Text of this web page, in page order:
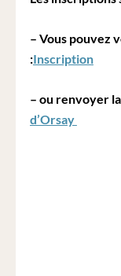
– Vous pouvez
:Inscription
– ou renvoyer
d’Orsay